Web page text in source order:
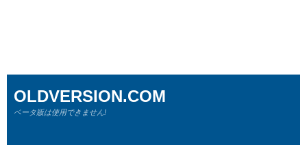
OLDVERSION.COM
ベータ版は使用できません!